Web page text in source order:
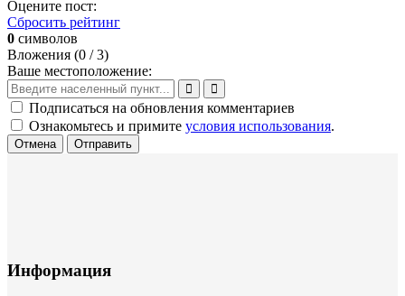
Оцените пост:
Сбросить рейтинг
0 символов
Вложения (0 / 3)
Ваше местоположение:
Подписаться на обновления комментариев
Ознакомьтесь и примите условия использования.
Отмена Отправить
Информация